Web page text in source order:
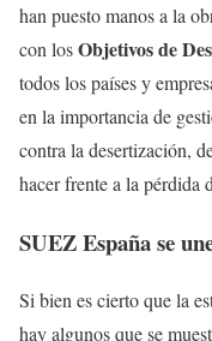
han puesto manos a la
con losObjetivos de
todos los países y
en la importancia de
contra la desertización,
hacer frente a la pérdida
SUEZ España se
Si bien es cierto que la
hay algunos que se